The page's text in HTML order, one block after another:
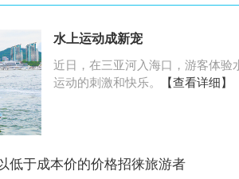
水上运动成新宠
近日，在三亚河入海口，游客体验
运动的刺激和快乐。
【查看详细】
低于成本价的价格招徕旅游者